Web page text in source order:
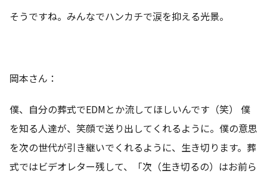
そうですね。みんなでハンカチで涙を抑える光景。
岡本さん：
僕、自分の葬式でEDMとか流してほしいんです（笑） 僕
を知る人達が、笑顔で送り出してくれるように。僕の意思
を次の世代が引き継いでくれるように、生き切ります。葬
式ではビデオレター残して、「次（生き切るの）はお前ら